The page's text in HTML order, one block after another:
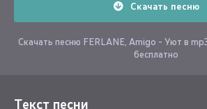
Скачать песню
Скачать песню FERLANE, Amigo - Уют в
бесплатно
Текст песни